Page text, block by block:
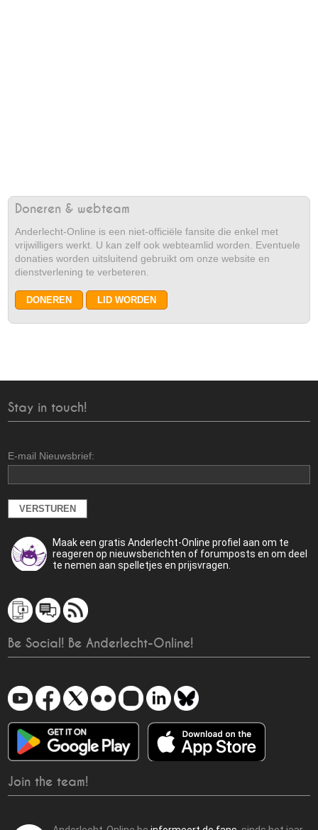
Doneren & webteam
Anderlecht-Online is een niet-officiële fansite die enkel met
vrijwilligers werkt. U kan zelf ook webteamlid worden. Eventuele
donaties worden uitsluitend gebruikt om onze website en
dienstverlening te verbeteren.
Stay in touch!
E-mail Nieuwsbrief:
Maak een gratis Anderlecht-Online profiel aan om te
reageren op nieuwsberichten of forumposts en om deel
te nemen aan spelletjes en prijsvragen.
Be Social! Be Anderlecht-Online!
Join the team!